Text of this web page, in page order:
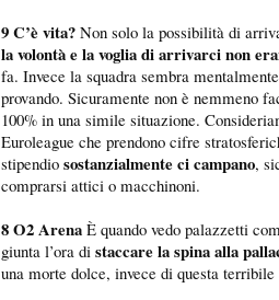
9 C’è vita? Non solo la possibilità di
la volontà e la voglia di arrivarci non
fa. Invece la squadra sembra
provando. Sicuramente non è nemmeno
100% in una simile situazione.
Euroleague che prendono cifre
stipendio sostanzialmente ci campano,
comprarsi attici o macchinoni.
8 O2 Arena È quando vedo palazzetti
giunta l’ora di staccare la spina alla
una morte dolce, invece di questa terribile